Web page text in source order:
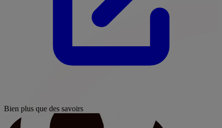
Bien plus que des savoirs